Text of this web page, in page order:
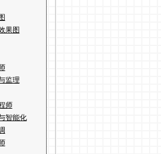
果图
监理
师
智能化